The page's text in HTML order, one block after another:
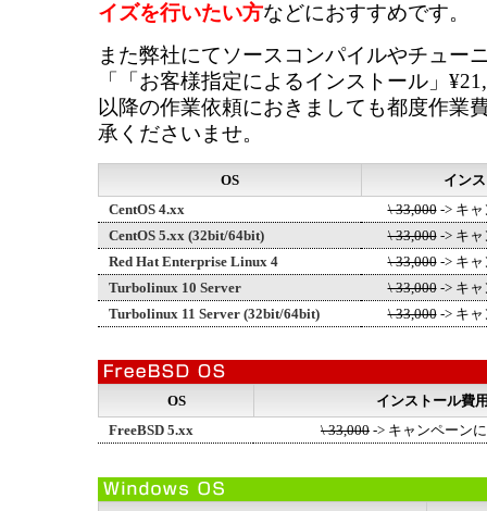
イズを行いたい方などにおすすめです。
また弊社にてソースコンパイルやチュー
「「お客様指定によるインストール」
以降の作業依頼におきましても都度作業
承くださいませ。
OS
イン
CentOS 4.xx
\ 33,000-> キャ
CentOS 5.xx (32bit/64bit)
\ 33,000-> キャ
Red Hat Enterprise Linux 4
\ 33,000-> キャ
Turbolinux 10 Server
\ 33,000-> キャ
Turbolinux 11 Server (32bit/64bit)
\ 33,000-> キャ
OS
インストール費
FreeBSD 5.xx
\ 33,000 -> キャンペーン